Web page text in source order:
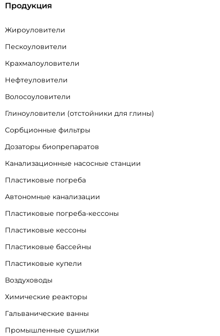
Продукция
Жироуловители
Пескоуловители
Крахмалоуловители
Нефтеуловители
Волосоуловители
Глиноуловители (отстойники для глины)
Сорбционные фильтры
Дозаторы биопрепаратов
Канализационные насосные станции
Пластиковые погреба
Автономные канализации
Пластиковые погреба-кессоны
Пластиковые кессоны
Пластиковые бассейны
Пластиковые купели
Воздуховоды
Химические реакторы
Гальванические ванны
Промышленные сушилки